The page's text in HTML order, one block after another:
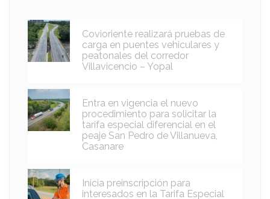
Covioriente realizará pruebas de
carga en puentes vehiculares y
peatonales del corredor
Villavicencio – Yopal
Entra en vigencia el nuevo
procedimiento para solicitar la
tarifa especial diferencial en el
peaje San Pedro de Villanueva,
Casanare
Inicia preinscripción para
interesados en la Tarifa Especial